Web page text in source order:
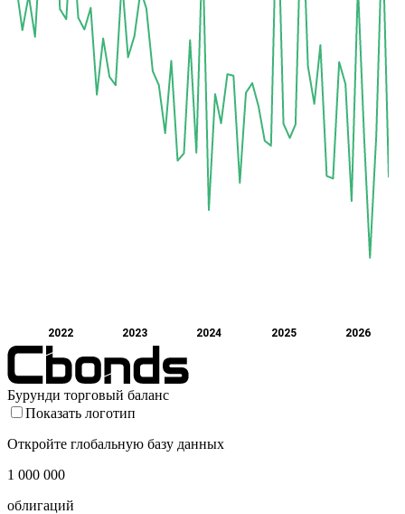
2022 2023 2024 2025 2026
Бурунди торговый баланс
Показать логотип
Откройте глобальную базу данных
1 000 000
облигаций